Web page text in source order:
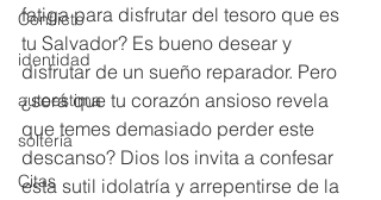
Conflicto
identidad
autoestima
soltería
Citas
fatiga para disfrutar del tesoro que es
tu Salvador? Es bueno desear y
disfrutar de un sueño reparador. Pero
¿será que tu corazón ansioso revela
que temes demasiado perder este
descanso? Dios los invita a confesar
esta sutil idolatría y arrepentirse de la